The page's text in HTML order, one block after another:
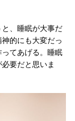
、睡眠が大事だ
的にも大変だっ
てあげる。睡眠
要だと思いま